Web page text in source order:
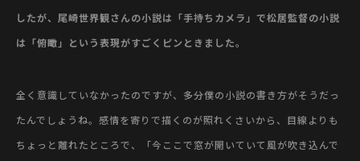
したが、尾崎世界観さんの小説は「手持ちカメラ」で松居監督の小説
は「俯瞰」という表現がすごくピンときました。
全く意識していなかったのですが、多分僕の小説の書き方がそうだっ
たんでしょうね。感情を寄りで描くのが照れくさいから、目線よりも
ちょっと離れたところで、「今ここで窓が開いていて風が吹き込んで